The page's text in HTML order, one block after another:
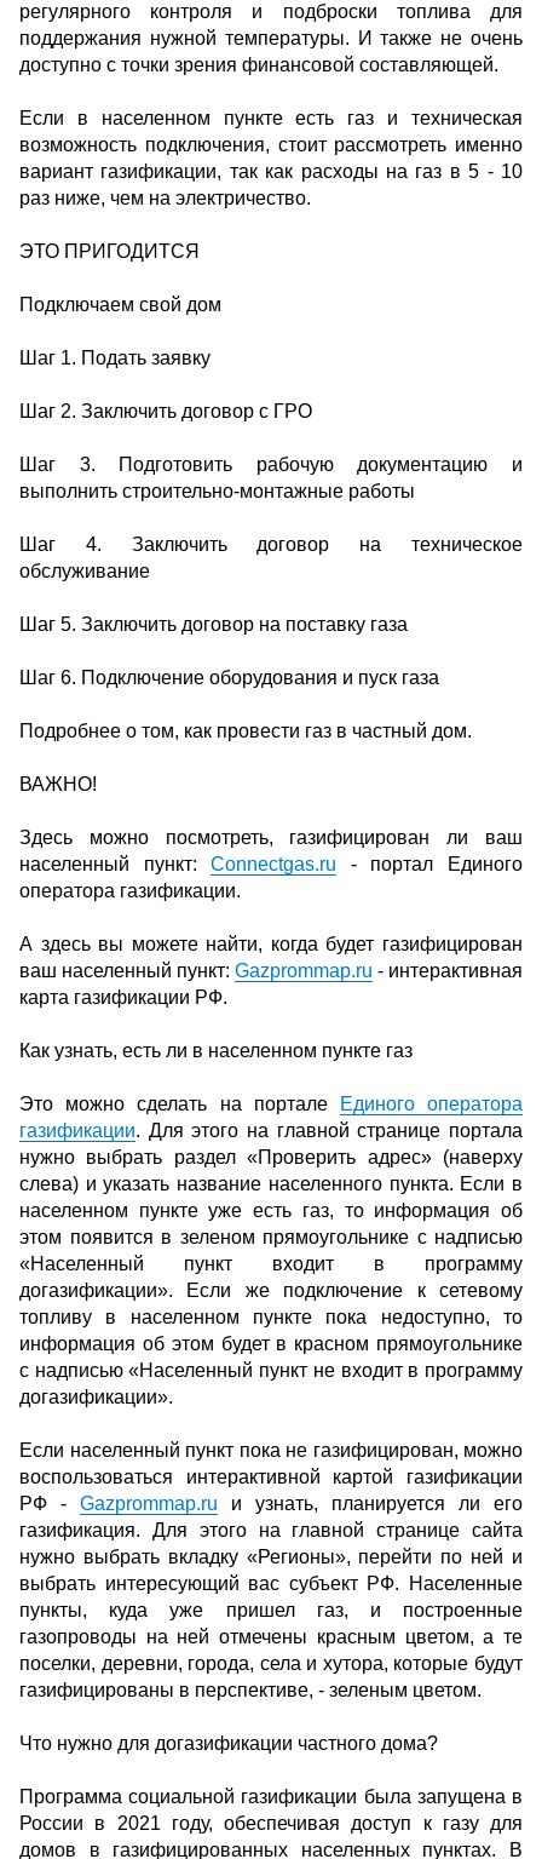
регулярного контроля и подброски топлива для
поддержания нужной температуры. И также не очень
доступно с точки зрения финансовой составляющей.
Если в населенном пункте есть газ и техническая
возможность подключения, стоит рассмотреть именно
вариант газификации, так как расходы на газ в 5 - 10
раз ниже, чем на электричество.
ЭТО ПРИГОДИТСЯ
Подключаем свой дом
Шаг 1. Подать заявку
Шаг 2. Заключить договор с ГРО
Шаг 3. Подготовить рабочую документацию и
выполнить строительно-монтажные работы
Шаг 4. Заключить договор на техническое
обслуживание
Шаг 5. Заключить договор на поставку газа
Шаг 6. Подключение оборудования и пуск газа
Подробнее о том, как провести газ в частный дом.
ВАЖНО!
Здесь можно посмотреть, газифицирован ли ваш
населенный пункт:Сonnectgas.ru - портал Единого
оператора газификации.
А здесь вы можете найти, когда будет газифицирован
ваш населенный пункт: Gazprommap.ru - интерактивная
карта газификации РФ.
Как узнать, есть ли в населенном пункте газ
Это можно сделать на портале
Единого оператора
газификации. Для этого на главной странице портала
нужно выбрать раздел «Проверить адрес» (наверху
слева) и указать название населенного пункта. Если в
населенном пункте уже есть газ, то информация об
этом появится в зеленом прямоугольнике с надписью
«Населенный пункт входит в программу
догазификации». Если же подключение к сетевому
топливу в населенном пункте пока недоступно, то
информация об этом будет в красном прямоугольнике
с надписью «Населенный пункт не входит в программу
догазификации».
Если населенный пункт пока не газифицирован, можно
воспользоваться интерактивной картой газификации
РФ - Gazprommap.ru и узнать, планируется ли его
газификация. Для этого на главной странице сайта
нужно выбрать вкладку «Регионы», перейти по ней и
выбрать интересующий вас субъект РФ. Населенные
пункты, куда уже пришел газ, и построенные
газопроводы на ней отмечены красным цветом, а те
поселки, деревни, города, села и хутора, которые будут
газифицированы в перспективе, - зеленым цветом.
Что нужно для догазификации частного дома?
Программа социальной газификации была запущена в
России в 2021 году, обеспечивая доступ к газу для
домов в газифицированных населенных пунктах. В